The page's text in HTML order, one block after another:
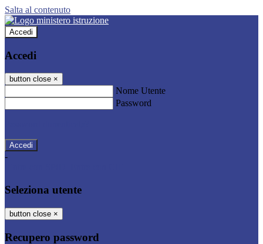
Salta al contenuto
Accedi
Accedi
button close ×
Nome Utente
Password
-
Seleziona utente
button close ×
Recupero password